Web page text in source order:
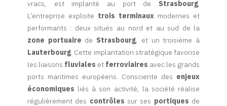
vracs, est implanté au port de Strasbourg.
L’entreprise exploite trois terminaux modernes et
performants : deux situés au nord et au sud de la
zone portuaire de Strasbourg, et un troisième à
Lauterbourg. Cette implantation stratégique favorise
les liaisons fluviales et ferroviaires avec les grands
ports maritimes européens. Consciente des enjeux
économiques liés à son activité, la société réalise
régulièrement des contrôles sur ses portiques de